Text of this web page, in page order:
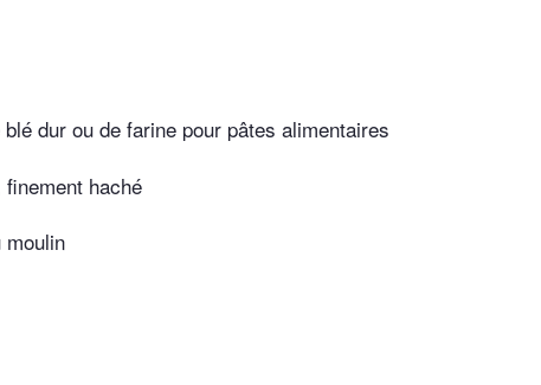
dur ou de farine pour pâtes alimentaires
haché
moulin